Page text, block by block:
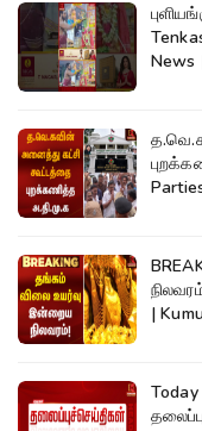
News
|